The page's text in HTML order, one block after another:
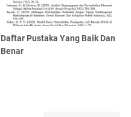
Daftar Pustaka Yang Baik Dan
Benar